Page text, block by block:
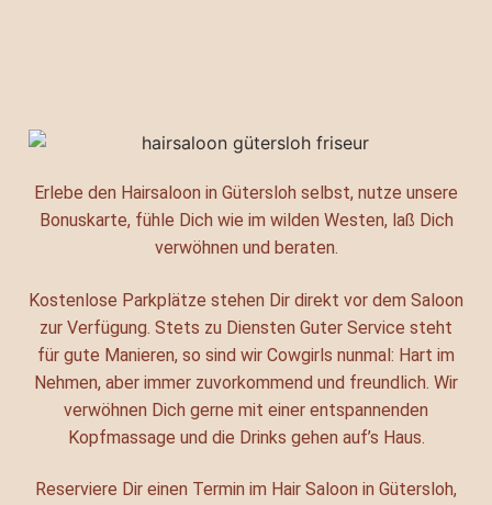
Erlebe den Hairsaloon in Gütersloh selbst, nutze unsere
Bonuskarte, fühle Dich wie im wilden Westen, laß Dich
verwöhnen und beraten.
Kostenlose Parkplätze stehen Dir direkt vor dem Saloon
zur Verfügung. Stets zu Diensten Guter Service steht
für gute Manieren, so sind wir Cowgirls nunmal: Hart im
Nehmen, aber immer zuvorkommend und freundlich. Wir
verwöhnen Dich gerne mit einer entspannenden
Kopfmassage und die Drinks gehen auf’s Haus.
Reserviere Dir einen Termin im Hair Saloon in Gütersloh,